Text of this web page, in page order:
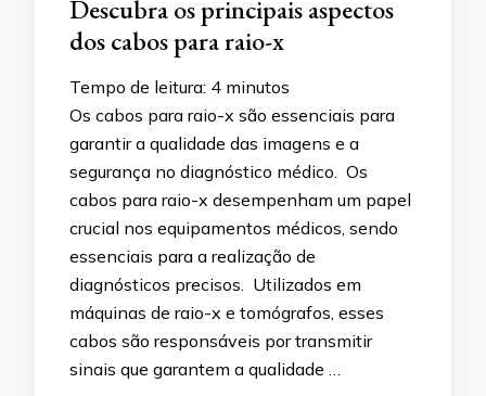
Descubra os principais aspectos
dos cabos para raio-x
Tempo de leitura: 4 minutos
Os cabos para raio-x são essenciais para
garantir a qualidade das imagens e a
segurança no diagnóstico médico. Os
cabos para raio-x desempenham um papel
crucial nos equipamentos médicos, sendo
essenciais para a realização de
diagnósticos precisos. Utilizados em
máquinas de raio-x e tomógrafos, esses
cabos são responsáveis por transmitir
sinais que garantem a qualidade …